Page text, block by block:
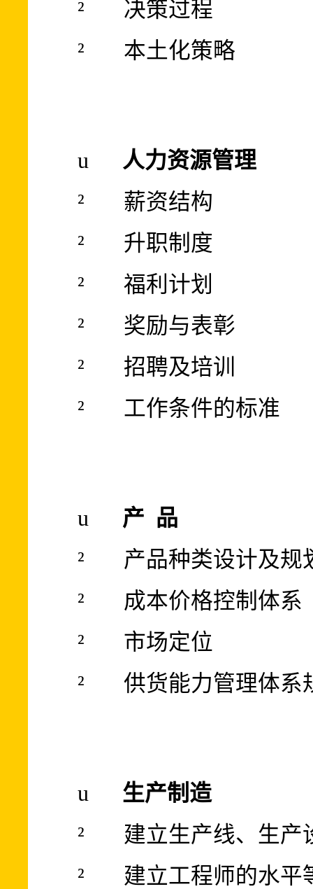
²
决策过程
²
本土化策略
u
人力资源管理
²
薪资结构
²
升职制度
²
福利计划
²
奖励与表彰
²
招聘及培训
²
工作条件的标准
u 产 品
²
产品种类设计及规
²
成本价格控制体系
²
市场定位
²
供货能力管理体系
u
生产制造
²
建立生产线、生产
²
建立工程师的水平